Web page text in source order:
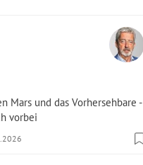
Mars und das Vorhersehbare -
vorbei